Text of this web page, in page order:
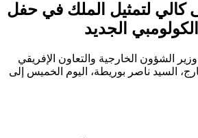
كالي لتمثيل الملك في حفل
الجديد
الشؤون الخارجية والتعاون الإفريقي
السيد ناصر بوريطة، اليوم الخميس إلى